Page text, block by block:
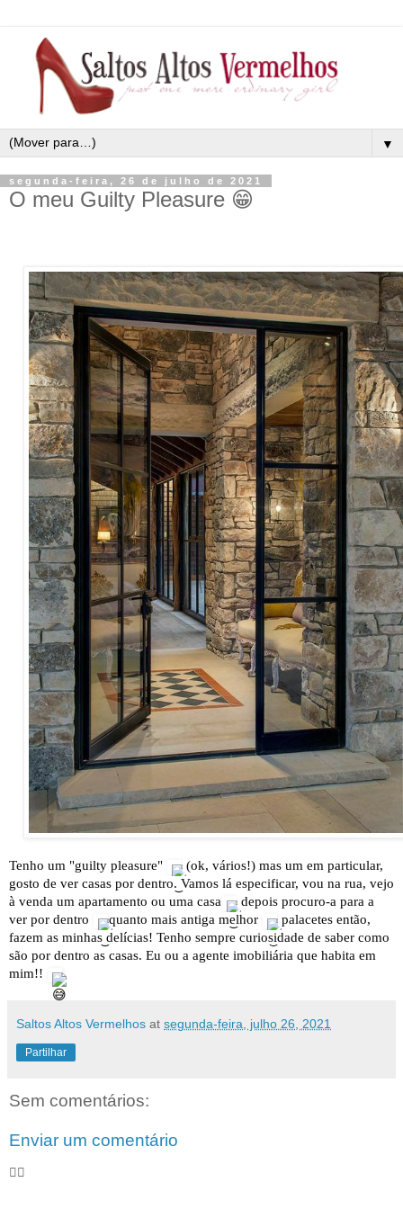
▼
segunda-feira, 26 de julho de 2021
O meu Guilty Pleasure 😁
Tenho um "guilty pleasure"
(ok, vários!) mas um em particular,
gosto de ver casas por dentro. Vamos lá especificar, vou na rua, vejo
à venda um apartamento ou uma casa
depois procuro-a para a
ver por dentro
quanto mais antiga melhor
palacetes então,
fazem as minhas delícias! Tenho sempre curiosidade de saber como
são por dentro as casas. Eu ou a agente imobiliária que habita em
mim!!
Saltos Altos Vermelhos at segunda-feira, julho 26, 2021
Partilhar
Sem comentários:
Enviar um comentário
🦸‍♀️